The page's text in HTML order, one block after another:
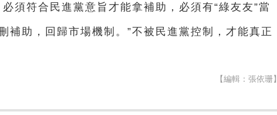
須符合民進黨意旨才能拿補助，必須有“綠友友”當
補助，回歸市場機制。”不被民進黨控制，才能真正
【編輯：張依珊】